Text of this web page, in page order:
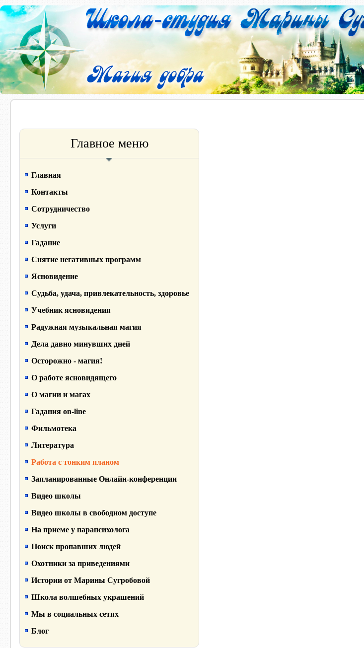
Главное меню
Главная
Контакты
Сотрудничество
Услуги
Гадание
Снятие негативных программ
Ясновидение
Судьба, удача, привлекательность, здоровье
Учебник ясновидения
Радужная музыкальная магия
Дела давно минувших дней
Осторожно - магия!
О работе ясновидящего
О магии и магах
Гадания on-line
Фильмотека
Литература
Работа с тонким планом
Запланированные Онлайн-конференции
Видео школы
Видео школы в свободном доступе
На приеме у парапсихолога
Поиск пропавших людей
Охотники за приведениями
Истории от Марины Сугробовой
Школа волшебных украшений
Мы в социальных сетях
Блог